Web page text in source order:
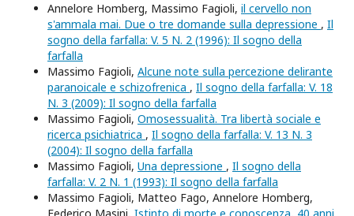
Annelore Homberg, Massimo Fagioli, il cervello non
s'ammala mai. Due o tre domande sulla depressione , Il
sogno della farfalla: V. 5 N. 2 (1996): Il sogno della
farfalla
Massimo Fagioli, Alcune note sulla percezione delirante
paranoicale e schizofrenica , Il sogno della farfalla: V. 18
N. 3 (2009): Il sogno della farfalla
Massimo Fagioli, Omosessualità. Tra libertà sociale e
ricerca psichiatrica , Il sogno della farfalla: V. 13 N. 3
(2004): Il sogno della farfalla
Massimo Fagioli, Una depressione , Il sogno della
farfalla: V. 2 N. 1 (1993): Il sogno della farfalla
Massimo Fagioli, Matteo Fago, Annelore Homberg,